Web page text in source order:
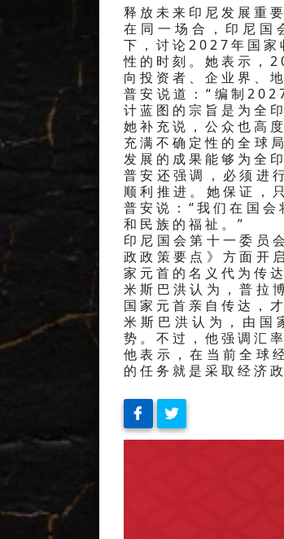
释放未来印尼发展重
在同一场合，印尼国
下，讨论2027年国家
性的时刻。她表示，
向投资者、企业界、
普安说道：“编制
计蓝图的宗旨是为全
她补充说，公众也高
充满不确定性的全球
发展的成果能够为全
普安还强调，必须进
顺利推进。她保证，
普安说：“我们在国
和民族的福祉。”
印尼国会第十一委员
政政策要点》方面开
家元首的名义代为传
米斯巴洪认为，普拉
国家元首亲自传达，
米斯巴洪认为，由国
势。不过，他强调汇
他表示，在当前全球
的任务就是采取经济